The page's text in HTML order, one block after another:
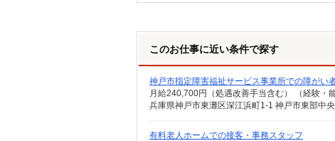
このお仕事に近い条件で探す
神戸市指定障害福祉サービス事業所での障がい
月給240,700円（処遇改善手当含む） （経験・
兵庫県神戸市東灘区深江浜町1-1 神戸市東部中
有料老人ホームでの接客・事務スタッフ